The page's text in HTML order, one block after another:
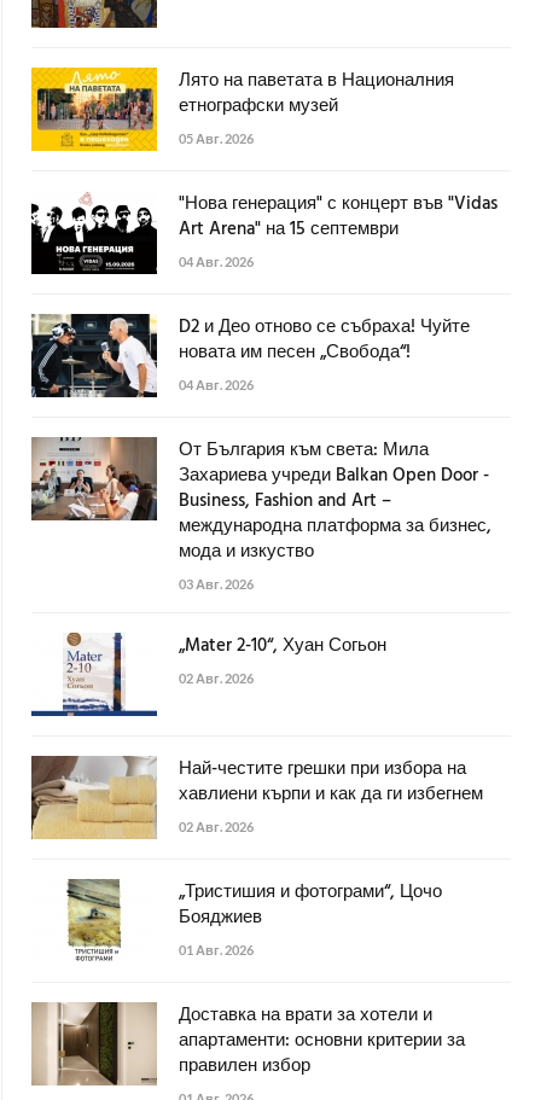
Лято на паветата в Националния
етнографски музей
05 Авг. 2026
"Нова генерация" с концерт във "Vidas
Art Arena" на 15 септември
04 Авг. 2026
D2 и Део отново се събраха! Чуйте
новата им песен „Свобода“!
04 Авг. 2026
От България към света: Мила
Захариева учреди Balkan Open Door -
Business, Fashion and Art –
международна платформа за бизнес,
мода и изкуство
03 Авг. 2026
„Mater 2-10“, Хуан Согьон
02 Авг. 2026
Най-честите грешки при избора на
хавлиени кърпи и как да ги избегнем
02 Авг. 2026
„Тристишия и фотограми“, Цочо
Бояджиев
01 Авг. 2026
Доставка на врати за хотели и
апартаменти: основни критерии за
правилен избор